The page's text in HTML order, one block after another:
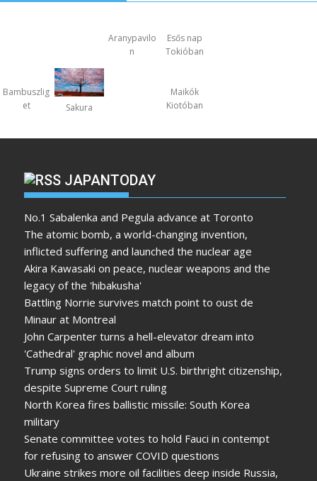
Aranypavilo
n
Esős nap
Tokióban
Bambuszlig
et
Sakura
Maikók
Kiotóban
JAPANTODAY
No.1 Sabalenka and Pegula advance at Toronto
The atomic bomb, a world-changing invention,
inflicted suffering and launched the nuclear age
Akira Kawasaki on peace, nuclear weapons and the
legacy of the 'hibakusha'
Battling Norrie survives match point to oust de
Minaur at Montreal
John Carpenter turns a hell-elevator dream into
'Cathedral' graphic novel and album
Trump signs orders to limit U.S. birthright citizenship,
despite Supreme Court ruling
North Korea fires ballistic missile: South Korea
military
Senate committee votes to hold Fauci in contempt
for refusing to answer COVID questions
Ukraine strikes more oil facilities deep inside Russia,